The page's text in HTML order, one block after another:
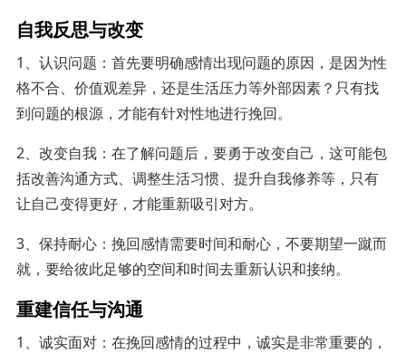
自我反思与改变
1、认识问题：首先要明确感情出现问题的原因，是因为性
格不合、价值观差异，还是生活压力等外部因素？只有找
到问题的根源，才能有针对性地进行挽回。
2、改变自我：在了解问题后，要勇于改变自己，这可能包
括改善沟通方式、调整生活习惯、提升自我修养等，只有
让自己变得更好，才能重新吸引对方。
3、保持耐心：挽回感情需要时间和耐心，不要期望一蹴而
就，要给彼此足够的空间和时间去重新认识和接纳。
重建信任与沟通
1、诚实面对：在挽回感情的过程中，诚实是非常重要的，